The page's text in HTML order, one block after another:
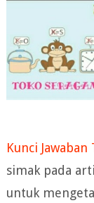
Kunci
simak pada
untuk